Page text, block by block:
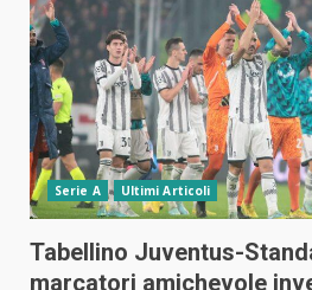
Serie A Ultimi Articoli
Tabellino Juventus-
marcatori amichevole